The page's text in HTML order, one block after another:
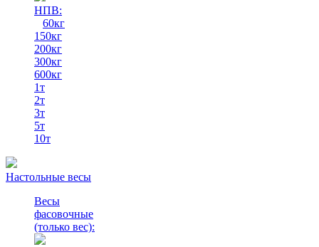
НПВ:
60кг
150кг
200кг
300кг
600кг
1т
2т
3т
5т
10т
Настольные весы
Весы
фасовочные
(только вес):